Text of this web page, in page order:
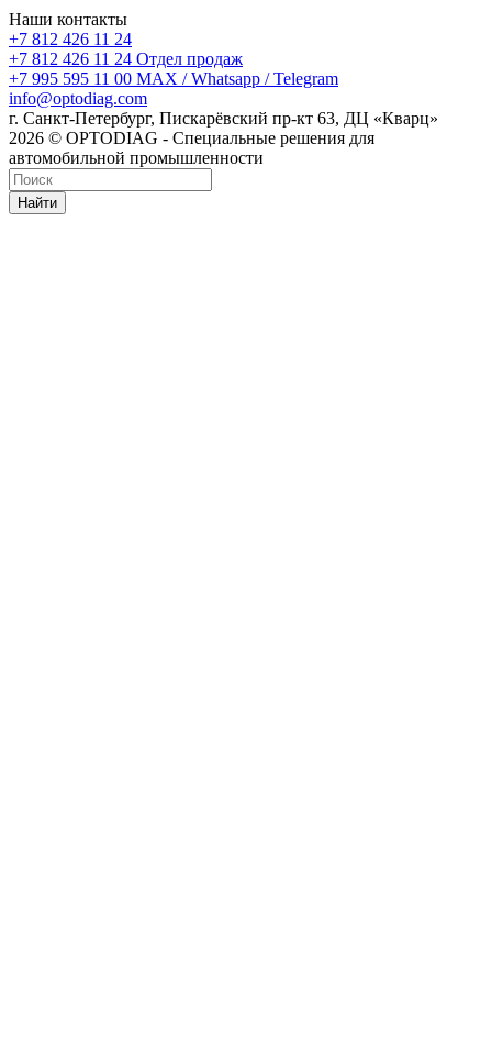
Наши контакты
+7 812 426 11 24
+7 812 426 11 24 Отдел продаж
+7 995 595 11 00 MAX / Whatsapp / Telegram
info@optodiag.com
г. Санкт-Петербург, Пискарёвский пр-кт 63, ДЦ «Кварц»
2026 © OPTODIAG - Специальные решения для
автомобильной промышленности
Найти